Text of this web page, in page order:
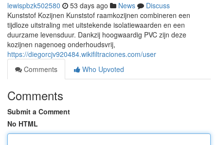
lewispbzk502580 53 days ago News
Discuss
Kunststof Kozijnen Kunststof raamkozijnen combineren een
tijdloze uitstraling met uitstekende isolatiewaarden en een
duurzame levensduur. Dankzij hoogwaardig PVC zijn deze
kozijnen nagenoeg onderhoudsvrij,
https://diegorcjv920484.wikifiltraciones.com/user
Comments
Who Upvoted
Comments
Submit a Comment
No HTML